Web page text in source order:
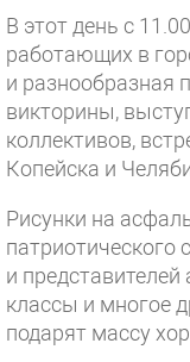
В этот день с
работающих в
и разнообразная
викторины,
коллективов,
Копейска и
Рисунки на
патриотического
и
классы и многое
подарят массу